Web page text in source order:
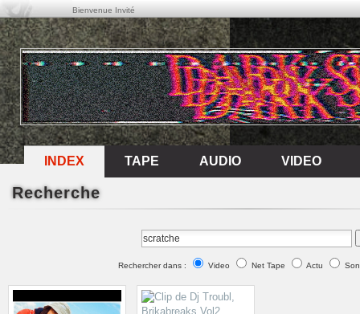
Bienvenue Invité
VIDEO
AUDIO
TAPE
INDEX
INDEX
Recherche
Rechercher dans : Video Net Tape Actu